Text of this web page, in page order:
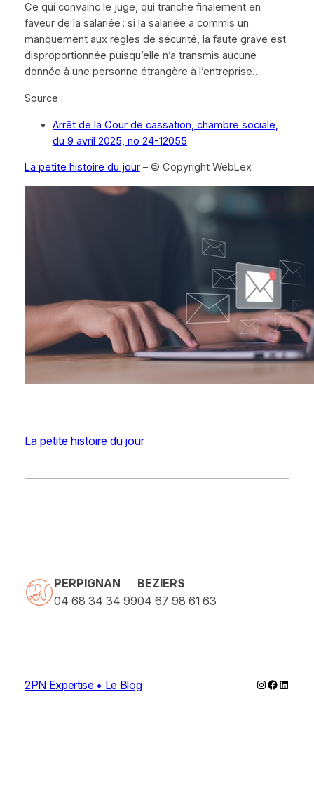
Ce qui convainc le juge, qui tranche finalement en
faveur de la salariée : si la salariée a commis un
manquement aux règles de sécurité, la faute grave est
disproportionnée puisqu’elle n’a transmis aucune
donnée à une personne étrangère à l’entreprise…
Source :
Arrêt de la Cour de cassation, chambre sociale,
du 9 avril 2025, no 24-12055
La petite histoire du jour– © Copyright WebLex
La petite histoire du jour
PERPIGNAN
04 68 34 34 99
BEZIERS
04 67 98 61 63
2PN Expertise • Le Blog Instagram